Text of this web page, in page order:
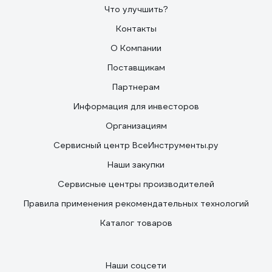
Что улучшить?
Контакты
О Компании
Поставщикам
Партнерам
Информация для инвесторов
Организациям
Сервисный центр ВсеИнструменты.ру
Наши закупки
Сервисные центры производителей
Правила применения рекомендательных технологий
Каталог товаров
Наши соцсети